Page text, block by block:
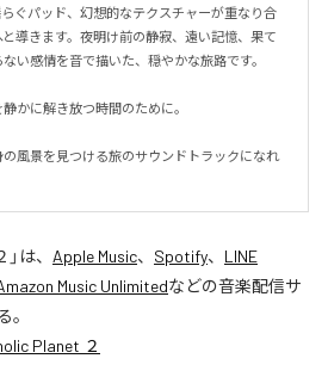
ぐパッド、幻想的なテクスチャーが重なり合
導きます。夜明け前の静寂、遠い記憶、果て
ない感情を音で描いた、穏やかな旅路です。
かに解き放つ時間のために。
風景を見つける旅のサウンドトラックになれ
」は、 Apple Music、 Spotify、 LINE
Music Unlimitedなどの音楽配信サ
。
Planet ２